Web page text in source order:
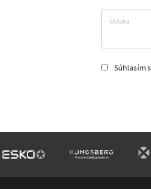
Súhlasím s